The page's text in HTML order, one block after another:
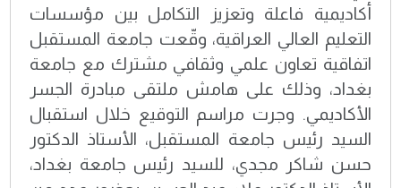
أكاديمية فاعلة وتعزيز التكامل بين مؤسسات
التعليم العالي العراقية، وقّعت جامعة المستقبل
اتفاقية تعاون علمي وثقافي مشترك مع جامعة
بغداد، وذلك على هامش ملتقى مبادرة الجسر
الأكاديمي. وجرت مراسم التوقيع خلال استقبال
السيد رئيس جامعة المستقبل، الأستاذ الدكتور
حسن شاكر مجدي، للسيد رئيس جامعة بغداد،